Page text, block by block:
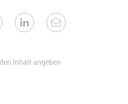
Inhalt angeben